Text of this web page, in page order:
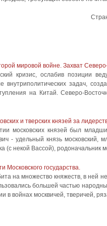
мировой войне. Захват
кризис, ослабив позиции
внутриполитических задач,
на Китай. Северо-
и тверских князей за
московских князей был
- удельный князь московский,
(с некой Вассой),
Московского государства.
на множество княжеств, в ней
большей частью
в войнах москвичей, тверичей,